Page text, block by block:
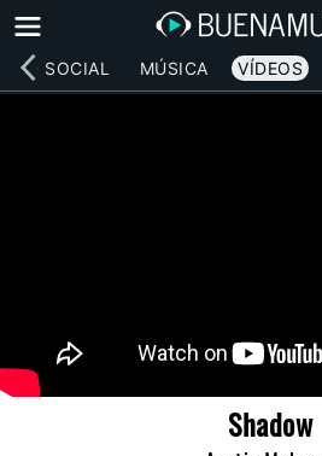
RED SOCIAL MÚSICA VÍDEOS
Shadow